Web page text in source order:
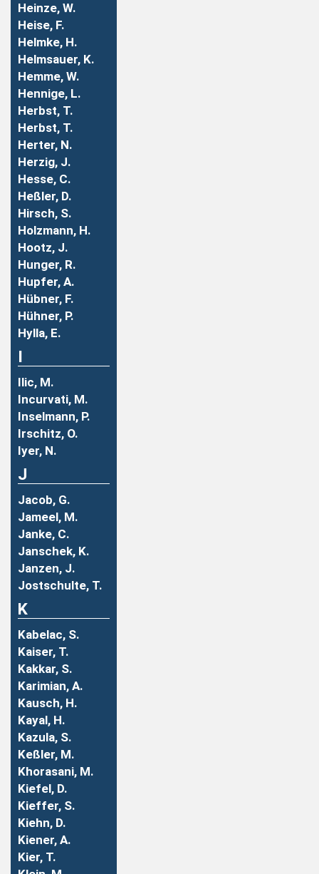
Heinze, W.
Heise, F.
Helmke, H.
Helmsauer, K.
Hemme, W.
Hennige, L.
Herbst, T.
Herbst, T.
Herter, N.
Herzig, J.
Hesse, C.
Heßler, D.
Hirsch, S.
Holzmann, H.
Hootz, J.
Hunger, R.
Hupfer, A.
Hübner, F.
Hühner, P.
Hylla, E.
I
Ilic, M.
Incurvati, M.
Inselmann, P.
Irschitz, O.
Iyer, N.
J
Jacob, G.
Jameel, M.
Janke, C.
Janschek, K.
Janzen, J.
Jostschulte, T.
K
Kabelac, S.
Kaiser, T.
Kakkar, S.
Karimian, A.
Kausch, H.
Kayal, H.
Kazula, S.
Keßler, M.
Khorasani, M.
Kiefel, D.
Kieffer, S.
Kiehn, D.
Kiener, A.
Kier, T.